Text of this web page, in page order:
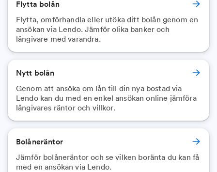
Flytta bolån
Flytta, omförhandla eller utöka ditt bolån genom en
ansökan via Lendo. Jämför olika banker och
långivare med varandra.
Nytt bolån
Genom att ansöka om lån till din nya bostad via
Lendo kan du med en enkel ansökan online jämföra
långivares räntor och villkor.
Bolåneräntor
Jämför bolåneräntor och se vilken boränta du kan få
med en ansökan via Lendo.